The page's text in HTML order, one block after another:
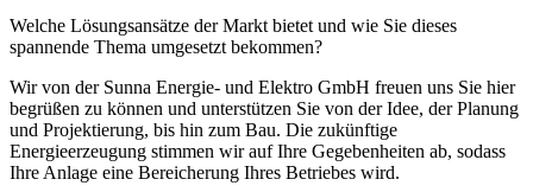
Welche Lösungsansätze der Markt bietet und wie Sie dieses
spannende Thema umgesetzt bekommen?
Wir von der Sunna Energie- und Elektro GmbH freuen uns Sie hier
begrüßen zu können und unterstützen Sie von der Idee, der Planung
und Projektierung, bis hin zum Bau. Die zukünftige
Energieerzeugung stimmen wir auf Ihre Gegebenheiten ab, sodass
Ihre Anlage eine Bereicherung Ihres Betriebes wird.